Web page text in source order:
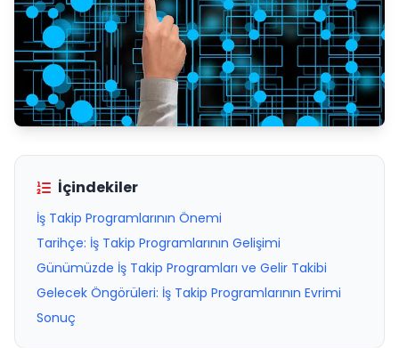
İçindekiler
İş Takip Programlarının Önemi
Tarihçe: İş Takip Programlarının Gelişimi
Günümüzde İş Takip Programları ve Gelir Takibi
Gelecek Öngörüleri: İş Takip Programlarının Evrimi
Sonuç